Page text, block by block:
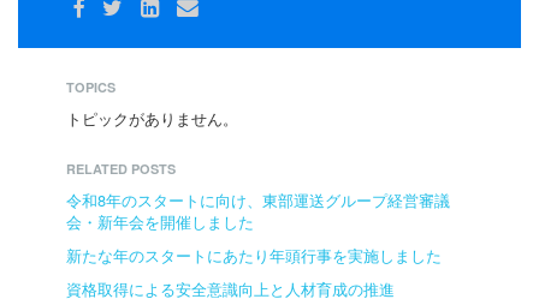
TOPICS
トピックがありません。
RELATED POSTS
令和8年のスタートに向け、東部運送グループ経営審議
会・新年会を開催しました
新たな年のスタートにあたり年頭行事を実施しました
資格取得による安全意識向上と人材育成の推進